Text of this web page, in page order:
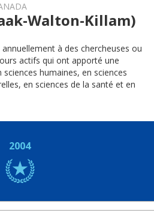
Walton-Killam)
à des chercheuses ou
actifs qui ont apporté une
humaines, en sciences
en sciences de la santé et en
2004